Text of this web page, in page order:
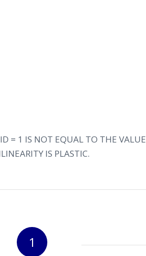
= 1 IS NOT EQUAL TO THE
IS PLASTIC.
1